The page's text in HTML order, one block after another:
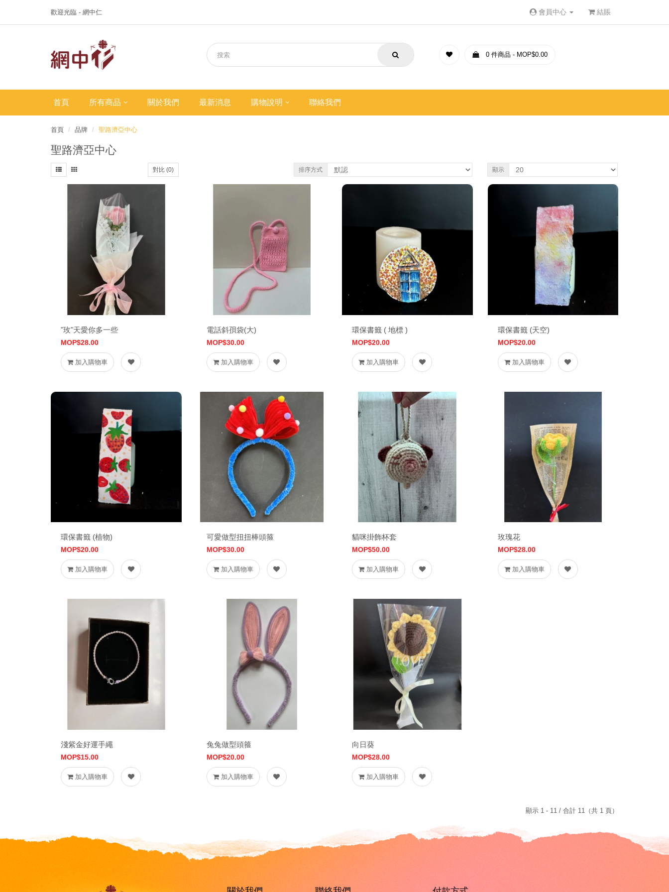
歡迎光臨 - 網中仁 會員中心 結賬
0 件商品 - MOP$0.00
首頁 所有商品 關於我們 最新消息 購物說明 聯絡我們
首頁 品牌 聖路濟亞中心
聖路濟亞中心
對比 (0) 排序方式 顯示
"玫"天愛你多一些
MOP$28.00
加入購物車
電話斜孭袋(大)
MOP$30.00
加入購物車
環保書籤 ( 地標 )
MOP$20.00
加入購物車
環保書籤 (天空)
MOP$20.00
加入購物車
環保書籤 (植物)
MOP$20.00
加入購物車
可愛做型扭扭棒頭箍
MOP$30.00
加入購物車
貓咪掛飾杯套
MOP$50.00
加入購物車
玫瑰花
MOP$28.00
加入購物車
淺紫金好運手繩
MOP$15.00
加入購物車
兔兔做型頭箍
MOP$20.00
加入購物車
向日葵
MOP$28.00
加入購物車
顯示 1 - 11 / 合計 11（共 1 頁）